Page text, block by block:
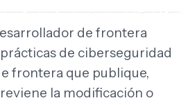
de frontera
de ciberseguridad
frontera que publique,
la modificación o